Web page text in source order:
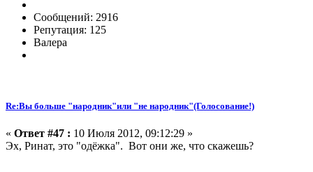
Сообщений: 2916
Репутация: 125
Валера
Re:Вы больше "народник"или "не народник"(Голосование!)
« Ответ #47 : 10 Июля 2012, 09:12:29 »
Эх, Ринат, это "одёжка". Вот они же, что скажешь?